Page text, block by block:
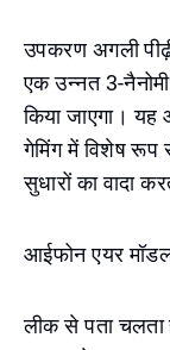
उपकरण अगली
एक उन्नत 3-
किया जाएगा। यह
गेमिंग में विशेष रूप
सुधारों का वादा
आईफोन एयर
लीक से पता